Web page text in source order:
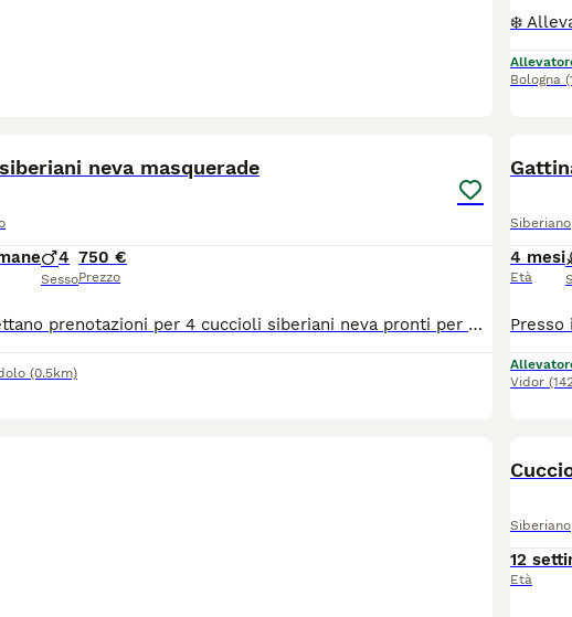
Bologna
neva masquerade
4
Sesso
750 €
Prezzo
Si accettano prenotazioni per 4 cuccioli siberiani neva pronti per fine agosto. Genitori visibili entrambi siberiani neva puri, sani, in regola con tutte le vaccinazioni e testati fiv/felv negativi. I cuccioli saranno consegnati con doppia sverminazione, svezzati con cibo di ottima qualità e abituati alla lettiera e tiragraffi. Non hanno il pedigree.
(0.5km)
Siberiano
4 mesi
Età
Vidor
Siberiano
12
Età